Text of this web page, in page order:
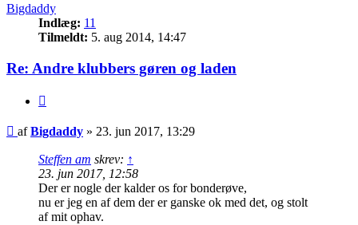
Bigdaddy
Indlæg: 11
Tilmeldt: 5. aug 2014, 14:47
Re: Andre klubbers gøren og laden
Indlæg
afBigdaddy » 23. jun 2017, 13:29
Steffen am skrev: ↑
23. jun 2017, 12:58
Der er nogle der kalder os for bonderøve,
nu er jeg en af dem der er ganske ok med det, og stolt
af mit ophav.